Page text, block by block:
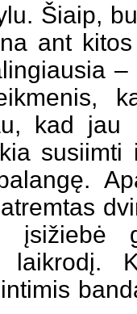
Šiaip,
ant
kad jau
susiimti
laikrodį.